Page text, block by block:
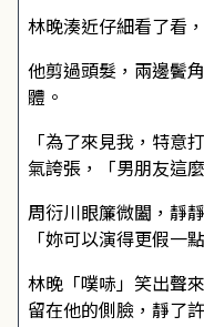
林晚湊近仔細看了看
他剪過頭髮，兩邊鬢
體。
「為了來見我，特意
氣誇張，「男朋友這
周衍川眼簾微闔，靜
「妳可以演得更假一點
林晚「噗哧」笑出聲
留在他的側臉，靜了